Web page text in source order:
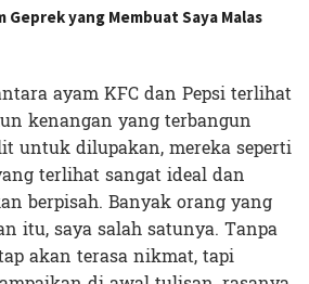
Geprek yang Membuat Saya Malas
ayam KFC dan Pepsi terlihat
kenangan yang terbangun
untuk dilupakan, mereka seperti
terlihat sangat ideal dan
berpisah. Banyak orang yang
itu, saya salah satunya. Tanpa
akan terasa nikmat, tapi